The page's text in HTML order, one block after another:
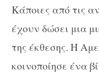
Κάποιες από τις
έχουν δώσει μια
της έκθεσης. Η
κοινοποίησε ένα